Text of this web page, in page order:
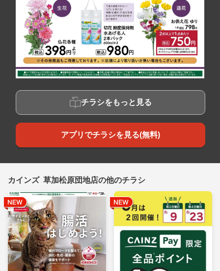
チラシをもっと見る
アプリでチラシを見る(無料)
カインズ 草加松原団地店の他のチラシ